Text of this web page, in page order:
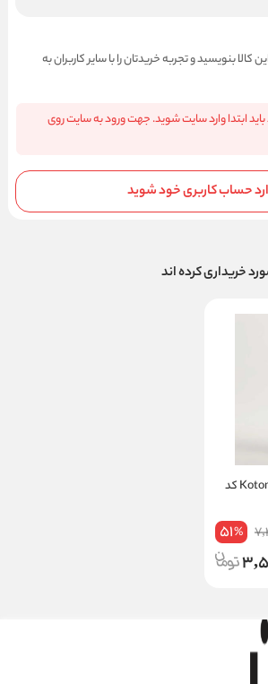
کالا بنویسید و تجربه خریدتان را با سایر کاربران به
ابتدا وارد سایت شوید. جهت ورود به سایت روی
حساب کاربری خود شوید
خریداری کرده اند
دامن راه راه زنانه کوتون Koton کد
51%